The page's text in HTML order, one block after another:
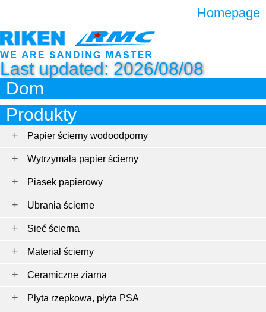
Homepage
Last updated: 2026/08/08
Dom
Produkty
Papier ścierny wodoodporny
Wytrzymała papier ścierny
Piasek papierowy
Ubrania ścierne
Sieć ścierna
Materiał ścierny
Ceramiczne ziarna
Płyta rzepkowa, płyta PSA